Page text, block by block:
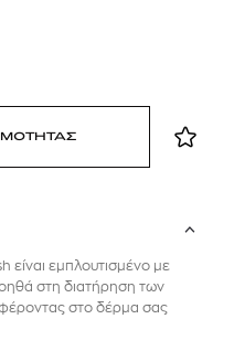
εμπλουτισμένο με
στη διατήρηση των
στο δέρμα σας